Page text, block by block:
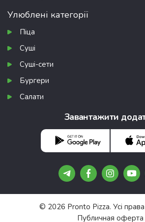
Улюблені категорії
Піца
Суші
Суші-сети
Бургери
Салати
Завантажити
© 2026 Pronto Pizza. Усі
Публичная оферта